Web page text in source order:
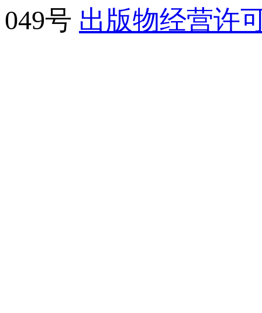
049号 出版物经营许